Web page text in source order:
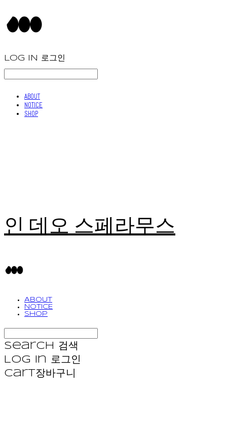
LOG IN 로그인
ABOUT
NOTICE
SHOP
인 데오 스페라무스
ABOUT
NOTICE
SHOP
Search
검색
Log In 로그인
Cart장바구니